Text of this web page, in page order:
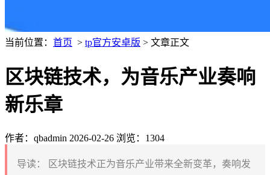
当前位置： 首页 > tp官方安卓版 > 文章正文
区块链技术，为音乐产业奏响
新乐章
作者：qbadmin 2026-02-26 浏览：1304
导读：
区块链技术正为音乐产业带来全新变革，奏响发